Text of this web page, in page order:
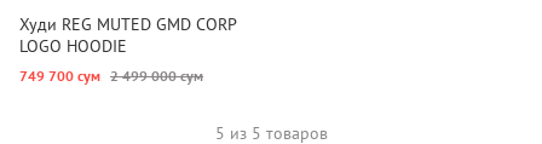
Худи REG MUTED GMD CORP
LOGO HOODIE
749 700 сум 2 499 000 сум
5 из 5 товаров